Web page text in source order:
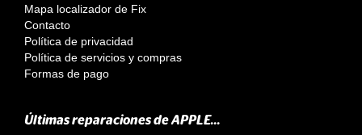
Mapa localizador de Fix
Contacto
Política de privacidad
Política de servicios y compras
Formas de pago
Últimas reparaciones de APPLE...